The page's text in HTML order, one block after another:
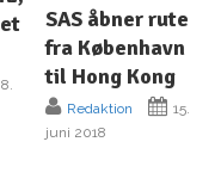
8.
SAS åbner rute
fra København
til Hong Kong
Redaktion
15.
juni 2018